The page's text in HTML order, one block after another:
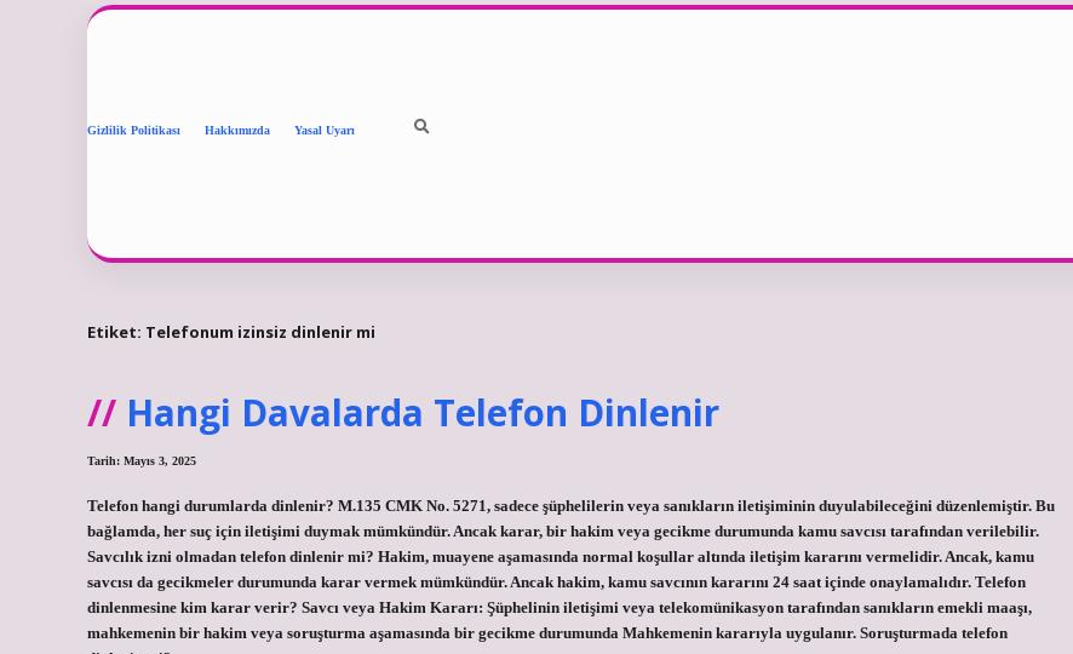
Gizlilik Politikası Hakkımızda Yasal Uyarı
Etiket: Telefonum izinsiz dinlenir mi
Hangi Davalarda Telefon Dinlenir
Tarih: Mayıs 3, 2025
Telefon hangi durumlarda dinlenir? M.135 CMK No. 5271, sadece şüphelilerin veya sanıkların iletişiminin duyulabileceğini düzenlemiştir. Bu
bağlamda, her suç için iletişimi duymak mümkündür. Ancak karar, bir hakim veya gecikme durumunda kamu savcısı tarafından verilebilir.
Savcılık izni olmadan telefon dinlenir mi? Hakim, muayene aşamasında normal koşullar altında iletişim kararını vermelidir. Ancak, kamu
savcısı da gecikmeler durumunda karar vermek mümkündür. Ancak hakim, kamu savcının kararını 24 saat içinde onaylamalıdır. Telefon
dinlenmesine kim karar verir? Savcı veya Hakim Kararı: Şüphelinin iletişimi veya telekomünikasyon tarafından sanıkların emekli maaşı,
mahkemenin bir hakim veya soruşturma aşamasında bir gecikme durumunda Mahkemenin kararıyla uygulanır. Soruşturmada telefon